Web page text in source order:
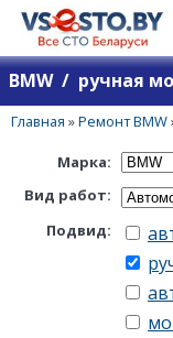
BMW / ручная
Главная »Ремонт BMW
Марка:
Вид работ:
Подвид: